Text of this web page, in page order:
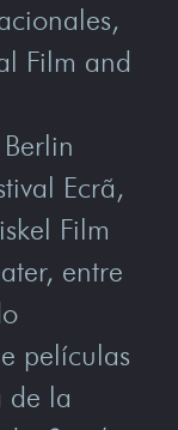
Film and
Ecrã,
Film
entre
películas
de la